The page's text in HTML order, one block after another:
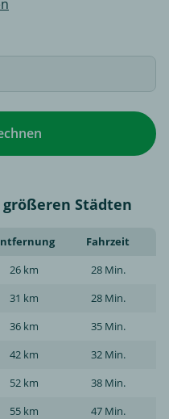
Städten
Fahrzeit
26 km
28 Min.
31 km
28 Min.
36 km
35 Min.
42 km
32 Min.
52 km
38 Min.
55 km
47 Min.